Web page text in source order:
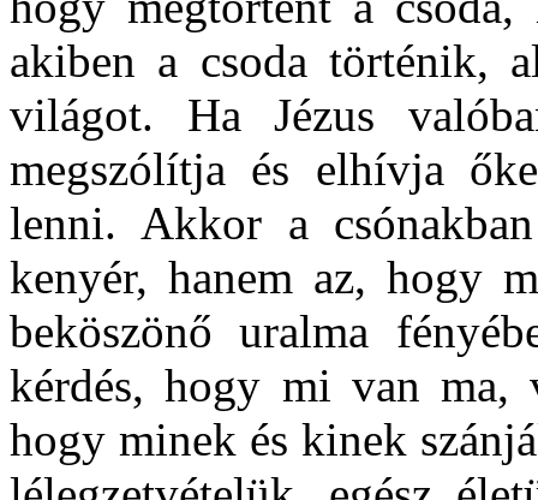
akiben a csoda történik,
világot. Ha Jézus
megszólítja és elhívja
lenni. Akkor a
kenyér, hanem az, hogy
beköszönő uralma
kérdés, hogy mi van ma,
hogy minek és kinek